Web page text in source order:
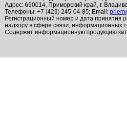
Адрес: 690014, Приморский край, г.
Телефоны: +7 (423) 245-04-85; Email:
Регистрационный номер и дата принятия
надзору в сфере связи, информационных
Содержит информационную продукцию